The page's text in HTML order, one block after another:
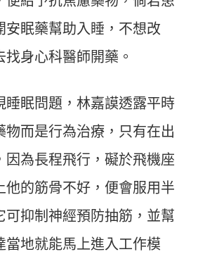
安眠藥幫助入睡，不想改
身心科醫師開藥。
睡眠問題，林嘉謨透露平時
物而是行為治療，只有在出
因為長程飛行，礙於飛機座
他的筋骨不好，便會服用半
可抑制神經預防抽筋，並幫
當地就能馬上進入工作模